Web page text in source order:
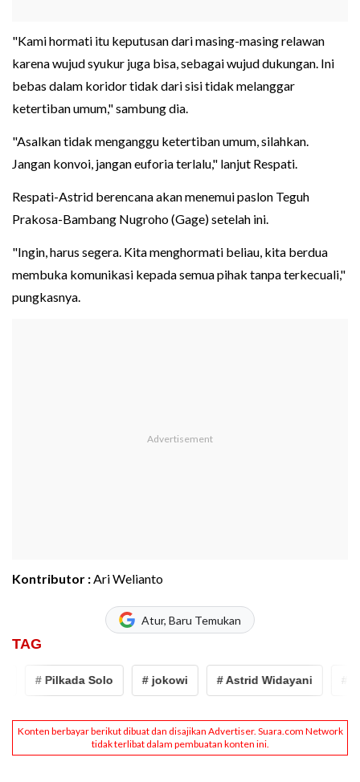
"Kami hormati itu keputusan dari masing-masing relawan
karena wujud syukur juga bisa, sebagai wujud dukungan. Ini
bebas dalam koridor tidak dari sisi tidak melanggar
ketertiban umum," sambung dia.
"Asalkan tidak menganggu ketertiban umum, silahkan.
Jangan konvoi, jangan euforia terlalu," lanjut Respati.
Respati-Astrid berencana akan menemui paslon Teguh
Prakosa-Bambang Nugroho (Gage) setelah ini.
"Ingin, harus segera. Kita menghormati beliau, kita berdua
membuka komunikasi kepada semua pihak tanpa terkecuali,"
pungkasnya.
Kontributor :Ari Welianto
Atur, Baru Temukan
TAG
# Pilkada Solo # jokowi # Astrid Widayani #